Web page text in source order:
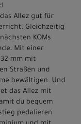
Allez gut für
Gleichzeitig
KOMs
Mit einer
mm mit
Straßen und
bewältigen. Und
das Allez mit
du bequem
pedalieren